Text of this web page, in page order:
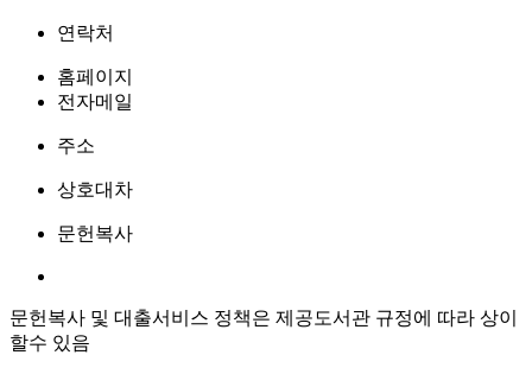
연락처
홈페이지
전자메일
주소
상호대차
문헌복사
문헌복사 및 대출서비스 정책은 제공도서관 규정에 따라 상이
할수 있음